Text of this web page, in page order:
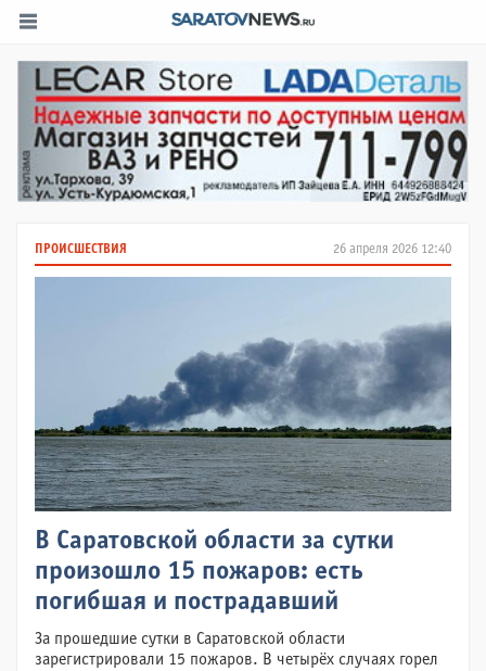
26 апреля 2026 12:40
ПРОИСШЕСТВИЯ
В Саратовской области за сутки
произошло 15 пожаров: есть
погибшая и пострадавший
За прошедшие сутки в Саратовской области
зарегистрировали 15 пожаров. В четырёх случаях горел